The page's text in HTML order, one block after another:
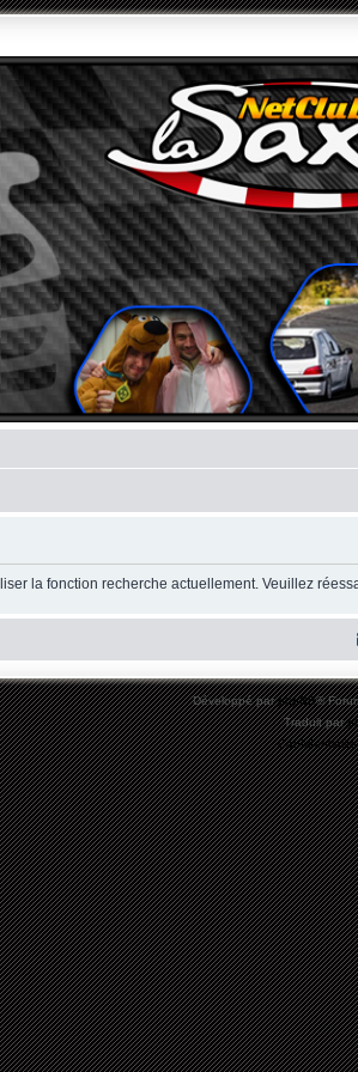
la fonction recherche actuellement. Veuillez
Développé parphpBB®
Traduit par
Confidentialité